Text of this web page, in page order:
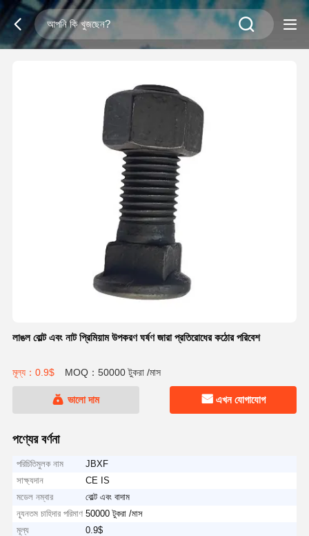
লাঙল বোল্ট এবং নাট প্রিমিয়াম উপকরণ ঘর্ষণ জারা প্রতিরোধের কঠোর পরিবেশ
মূল্য：0.9$ MOQ：50000 টুকরা /মাস
ভালো দাম এখন যোগাযোগ
পণ্যের বর্ণনা
পরিচিতিমুলক নাম
JBXF
সাক্ষ্যদান
CE IS
মডেল নম্বার
বোল্ট এবং বাদাম
ন্যূনতম চাহিদার পরিমাণ 50000 টুকরা /মাস
মূল্য
0.9$